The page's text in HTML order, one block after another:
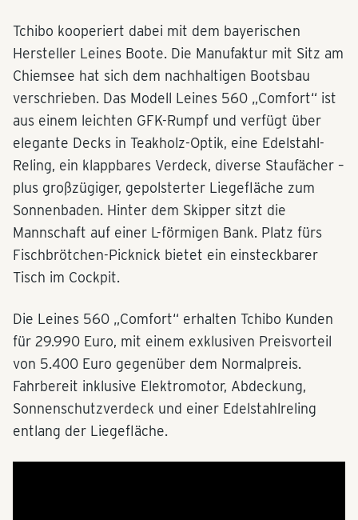
Tchibo kooperiert dabei mit dem bayerischen
Hersteller Leines Boote. Die Manufaktur mit Sitz am
Chiemsee hat sich dem nachhaltigen Bootsbau
verschrieben. Das Modell Leines 560 „Comfort“ ist
aus einem leichten GFK-Rumpf und verfügt über
elegante Decks in Teakholz-Optik, eine Edelstahl-
Reling, ein klappbares Verdeck, diverse Staufächer –
plus großzügiger, gepolsterter Liegefläche zum
Sonnenbaden. Hinter dem Skipper sitzt die
Mannschaft auf einer L-förmigen Bank. Platz fürs
Fischbrötchen-Picknick bietet ein einsteckbarer
Tisch im Cockpit.
Die Leines 560 „Comfort“ erhalten Tchibo Kunden
für 29.990 Euro, mit einem exklusiven Preisvorteil
von 5.400 Euro gegenüber dem Normalpreis.
Fahrbereit inklusive Elektromotor, Abdeckung,
Sonnenschutzverdeck und einer Edelstahlreling
entlang der Liegefläche.